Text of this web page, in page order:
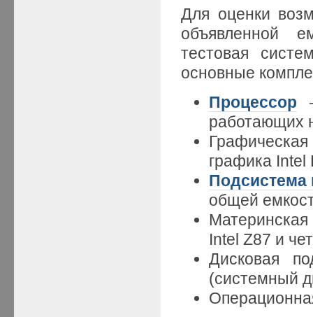
Для оценки
объявленной
тестовая
основные
Процессор
работающих
графика Intel
Подсистема
общей
Intel Z87 и
Дисковая
(системный